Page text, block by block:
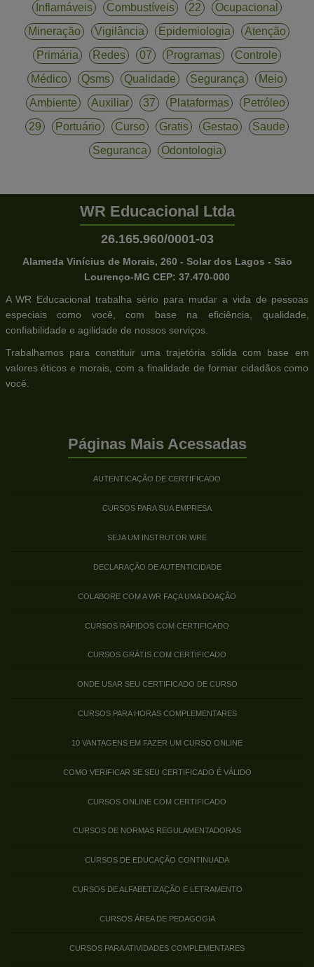
Inflamáveis
Combustíveis 22
Ocupacional
Mineração
Vigilância Epidemiologia
Atenção
Primária
Redes 07 Programas
Controle
Médico
Qsms Qualidade Segurança
Meio
Ambiente
Auxiliar 37 Plataformas
Petróleo
29
Portuário Curso Gratis Gestao
Saude
Seguranca
Odontologia
WR Educacional Ltda
26.165.960/0001-03
Alameda Vinícius de Morais, 260 - Solar dos Lagos - São
Lourenço-MG CEP: 37.470-000
A WR Educacional trabalha sério para mudar a vida de pessoas
especiais como você, com base na eficiência, qualidade,
confiabilidade e agilidade de nossos serviços.
Trabalhamos para constituir uma trajetória sólida com base em
valores éticos e morais, com a finalidade de formar cidadãos como
você.
Páginas Mais Acessadas
AUTENTICAÇÃO DE CERTIFICADO
CURSOS PARA SUA EMPRESA
SEJA UM INSTRUTOR WRE
DECLARAÇÃO DE AUTENTICIDADE
COLABORE COM A WR FAÇA UMA DOAÇÃO
CURSOS RÁPIDOS COM CERTIFICADO
CURSOS GRÁTIS COM CERTIFICADO
ONDE USAR SEU CERTIFICADO DE CURSO
CURSOS PARA HORAS COMPLEMENTARES
10 VANTAGENS EM FAZER UM CURSO ONLINE
COMO VERIFICAR SE SEU CERTIFICADO É VÁLIDO
CURSOS ONLINE COM CERTIFICADO
CURSOS DE NORMAS REGULAMENTADORAS
CURSOS DE EDUCAÇÃO CONTINUADA
CURSOS DE ALFABETIZAÇÃO E LETRAMENTO
CURSOS ÁREA DE PEDAGOGIA
CURSOS PARA ATIVIDADES COMPLEMENTARES